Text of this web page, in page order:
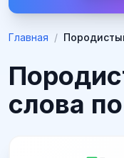
Главная /
слова